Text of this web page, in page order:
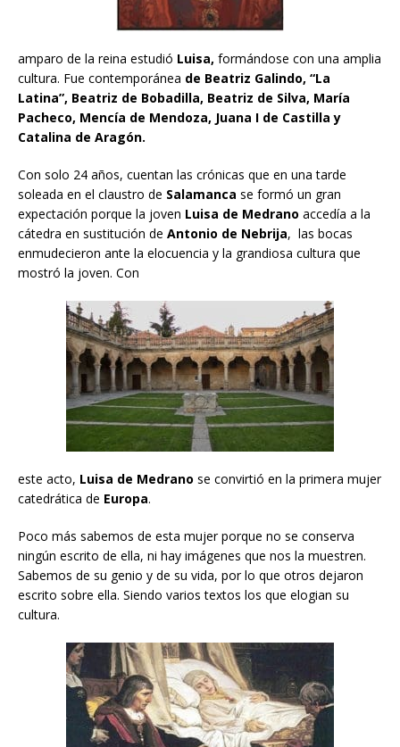
amparo de la reina estudió Luisa, formándose con una amplia
cultura. Fue contemporánea de Beatriz Galindo, “La
Latina”, Beatriz de Bobadilla, Beatriz de Silva, María
Pacheco, Mencía de Mendoza, Juana I de Castilla y
Catalina de Aragón.
Con solo 24 años, cuentan las crónicas que en una tarde
soleada en el claustro de Salamanca se formó un gran
expectación porque la joven Luisa de Medrano accedía a la
cátedra en sustitución de Antonio de Nebrija, las bocas
enmudecieron ante la elocuencia y la grandiosa cultura que
mostró la joven. Con
este acto, Luisa de Medrano se convirtió en la primera mujer
catedrática de Europa.
Poco más sabemos de esta mujer porque no se conserva
ningún escrito de ella, ni hay imágenes que nos la muestren.
Sabemos de su genio y de su vida, por lo que otros dejaron
escrito sobre ella. Siendo varios textos los que elogian su
cultura.